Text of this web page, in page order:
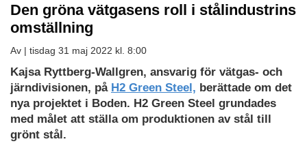
Den gröna vätgasens roll i stålindustrins
omställning
Av | tisdag 31 maj 2022 kl. 8:00
Kajsa Ryttberg-Wallgren, ansvarig för vätgas- och
järndivisionen, på H2 Green Steel, berättade om det
nya projektet i Boden. H2 Green Steel grundades
med målet att ställa om produktionen av stål till
grönt stål.